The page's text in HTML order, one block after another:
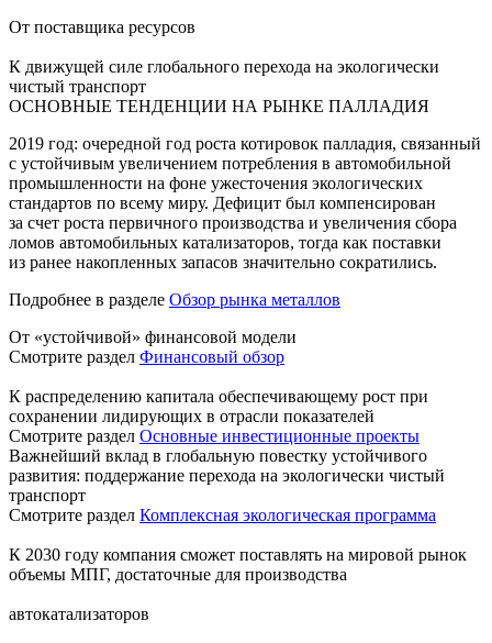
От поставщика ресурсов
К движущей силе глобального перехода на экологически
чистый транспорт
ОСНОВНЫЕ ТЕНДЕНЦИИ НА РЫНКЕ ПАЛЛАДИЯ
2019 год: очередной год роста котировок палладия, связанный
с устойчивым увеличением потребления в автомобильной
промышленности на фоне ужесточения экологических
стандартов по всему миру. Дефицит был компенсирован
за счет роста первичного производства и увеличения сбора
ломов автомобильных катализаторов, тогда как поставки
из ранее накопленных запасов значительно сократились.
Подробнее в разделе Обзор рынка металлов
От «устойчивой» финансовой модели
Смотрите раздел Финансовый обзор
К распределению капитала обеспечивающему рост при
сохранении лидирующих в отрасли показателей
Смотрите раздел Основные инвестиционные проекты
Важнейший вклад в глобальную повестку устойчивого
развития: поддержание перехода на экологически чистый
транспорт
Смотрите раздел Комплексная экологическая программа
К 2030 году компания сможет поставлять на мировой рынок
объемы МПГ, достаточные для производства
автокатализаторов